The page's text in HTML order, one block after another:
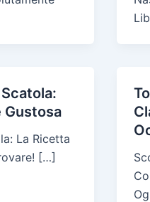
Gustosa
La Ricetta
[…]